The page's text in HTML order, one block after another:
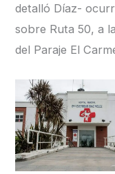
detalló Díaz-
sobre Ruta 50, a
del Paraje El